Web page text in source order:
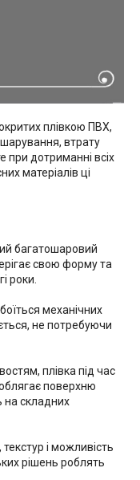
плівкою ПВХ,
втрату
дотриманні всіх
матеріалів ці
багатошаровий
свою форму та
роки.
механічних
не потребуючи
плівка під час
поверхню
на складних
текстур і можливість
рішень роблять